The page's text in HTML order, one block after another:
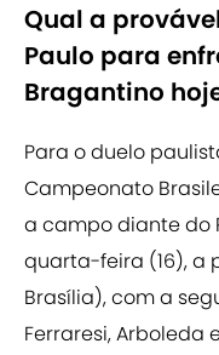
Qual a
Paulo para
Bragantino
Para o duelo
Campeonato
a campo diante do
quarta-feira (16), a
Brasília), com a
Ferraresi, Arboleda